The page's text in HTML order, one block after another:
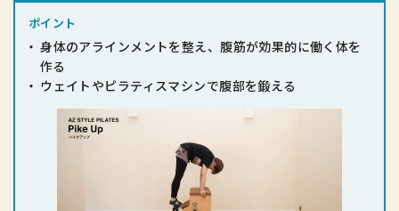
ポイント
身体のアラインメントを整え、腹筋が効果的に働く体を
作る
ウェイトやピラティスマシンで腹部を鍛える